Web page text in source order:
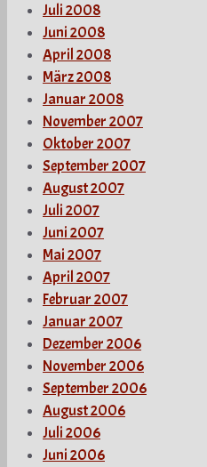
Juli 2008
Juni 2008
April 2008
März 2008
Januar 2008
November 2007
Oktober 2007
September 2007
August 2007
Juli 2007
Juni 2007
Mai 2007
April 2007
Februar 2007
Januar 2007
Dezember 2006
November 2006
September 2006
August 2006
Juli 2006
Juni 2006